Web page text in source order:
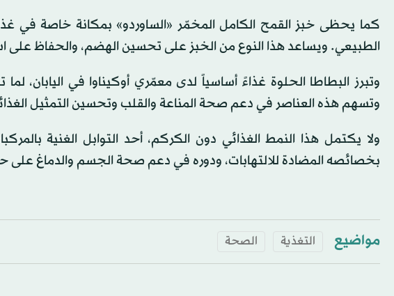
كما يحظى خبز القمح الكامل المخمّر «الساوردو» بمكانة خاصة في
الطبيعي. ويساعد هذا النوع من الخبز على تحسين الهضم، والحفاظ على
وتسهم هذه العناصر في دعم صحة المناعة والقلب وتحسين التمثيل
ولا يكتمل هذا النمط الغذائي دون الكركم، أحد التوابل الغنية
بخصائصه المضادة للالتهابات، ودوره في دعم صحة الجسم والدماغ على
مواضيع التغذية الصحة